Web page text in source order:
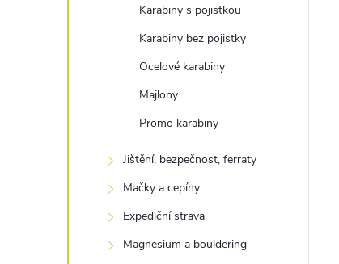
Karabiny s pojistkou
Karabiny bez pojistky
Ocelové karabiny
Majlony
Promo karabiny
Jištění, bezpečnost, ferraty
Mačky a cepíny
Expediční strava
Magnesium a bouldering